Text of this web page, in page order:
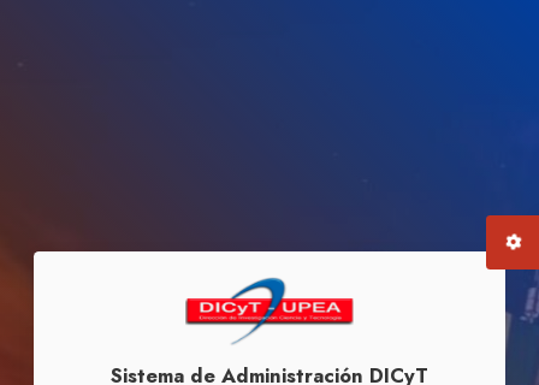
Sistema de Administración DICyT